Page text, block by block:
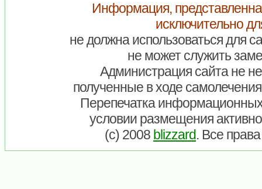
Информация,
исключительно
не должна использоваться для
не может служить
Администрация сайта не
полученные в ходе
Перепечатка
условии размещения
(c) 2008 blizzard. Все